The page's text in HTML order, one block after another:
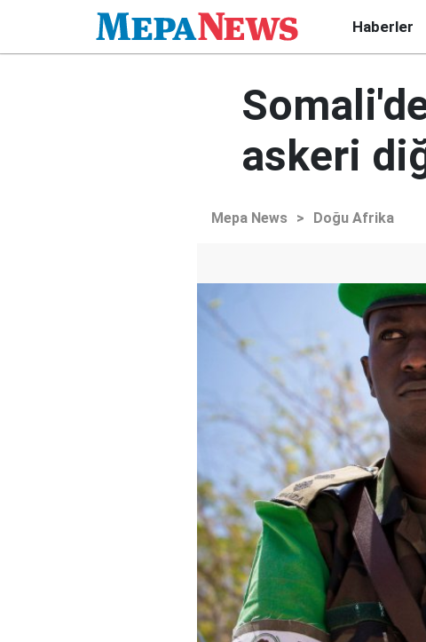
Haberler
askeri
Mepa News > Doğu Afrika